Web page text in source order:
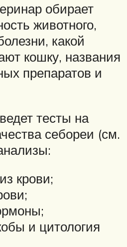
обирает
животного,
какой
кошку, названия
препаратов и
тесты на
себореи (см.
крови;
и цитология